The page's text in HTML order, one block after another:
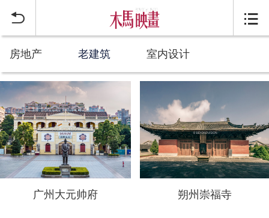
 
房地产 老建筑 室内设计
广州大元帅府 朔州崇福寺